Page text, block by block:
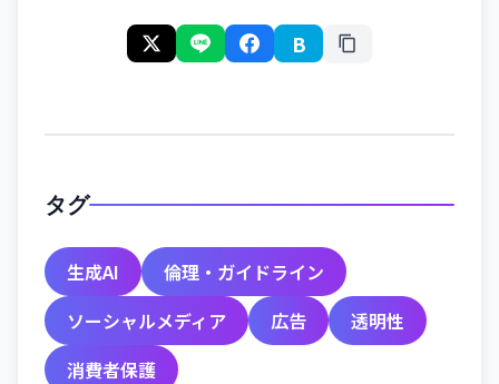
B
タグ
生成AI
倫理・ガイドライン
ソーシャルメディア
広告
透明性
消費者保護